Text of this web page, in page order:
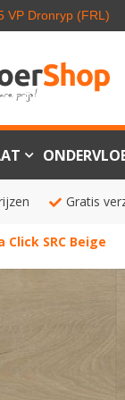
VP Dronryp (FRL)
Gratis
SRC Beige